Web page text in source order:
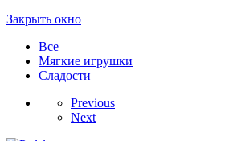
Закрыть окно
Все
Мягкие игрушки
Сладости
Previous
Next